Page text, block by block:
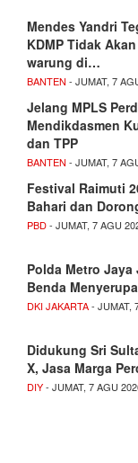
Mendes Yandri
KDMP Tidak
warung di…
BANTEN - JUMAT, 7
Jelang MPLS
Mendikdasmen
dan TPP
BANTEN - JUMAT, 7
Festival Raimuti
Bahari dan
PBD- JUMAT, 7 AGU
Polda Metro Jaya
Benda
DKI JAKARTA- JUMAT,
Didukung Sri
X, Jasa Marga
DIY- JUMAT, 7 AGU